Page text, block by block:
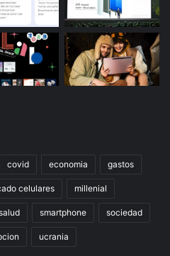
covid economia gastos
celulares millenial
smartphone sociedad
ucrania